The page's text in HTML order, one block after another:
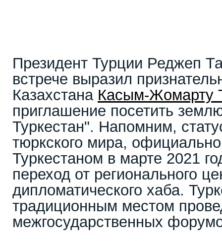
Президент Турции Реджеп
встрече выразил
Казахстана Касым-Жомарту
приглашение посетить
Туркестан". Напомним,
тюркского мира,
Туркестаном в марте 2021
переход от регионального
дипломатического хаба.
традиционным местом
межгосударственных